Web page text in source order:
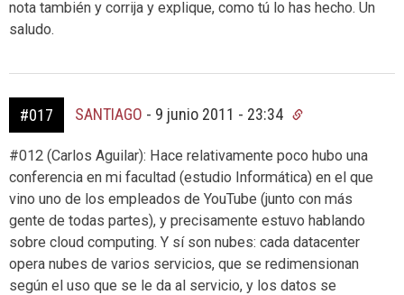
nota también y corrija y explique, como tú lo has hecho. Un
saludo.
#017 SANTIAGO - 9 junio 2011 - 23:34
#012 (Carlos Aguilar): Hace relativamente poco hubo una
conferencia en mi facultad (estudio Informática) en el que
vino uno de los empleados de YouTube (junto con más
gente de todas partes), y precisamente estuvo hablando
sobre cloud computing. Y sí son nubes: cada datacenter
opera nubes de varios servicios, que se redimensionan
según el uso que se le da al servicio, y los datos se